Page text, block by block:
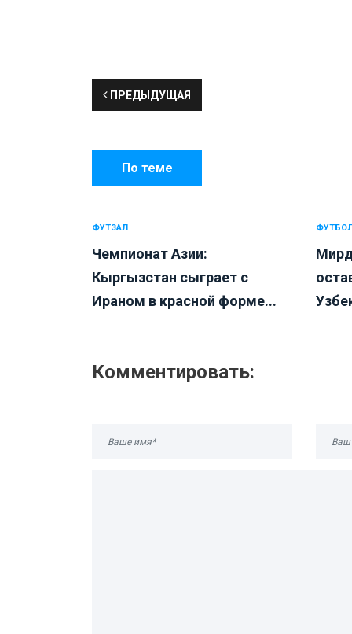
ПРЕДЫДУЩАЯ
По теме
ФУТЗАЛ
Чемпионат Азии:
Кыргызстан сыграет с
Ираном в красной форме...
ФУТБОЛ
Комментировать: